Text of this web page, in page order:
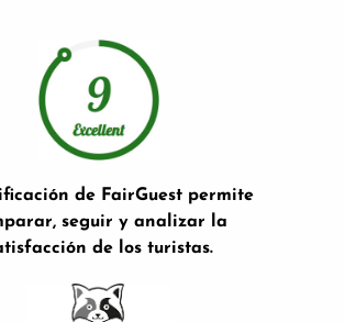
de FairGuest permite
seguir y analizar la
de los turistas.